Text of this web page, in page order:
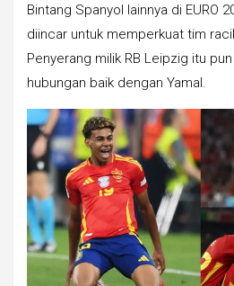
Bintang Spanyol lainnya di EURO
diincar untuk memperkuat tim
Penyerang milik RB Leipzig itu
hubungan baik dengan Yamal.